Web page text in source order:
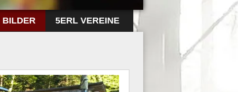
BILDER 5ERL VEREINE